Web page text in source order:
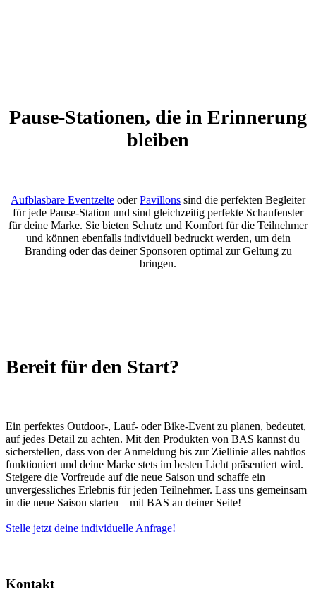
Pause-Stationen, die in Erinnerung
bleiben
Aufblasbare Eventzelte oderPavillons sind die perfekten Begleiter
für jede Pause-Station und sind gleichzeitig perfekte Schaufenster
für deine Marke. Sie bieten Schutz und Komfort für die Teilnehmer
und können ebenfalls individuell bedruckt werden, um dein
Branding oder das deiner Sponsoren optimal zur Geltung zu
bringen.
Bereit für den Start?
Ein perfektes Outdoor-, Lauf- oder Bike-Event zu planen, bedeutet,
auf jedes Detail zu achten. Mit den Produkten von BAS kannst du
sicherstellen, dass von der Anmeldung bis zur Ziellinie alles nahtlos
funktioniert und deine Marke stets im besten Licht präsentiert wird.
Steigere die Vorfreude auf die neue Saison und schaffe ein
unvergessliches Erlebnis für jeden Teilnehmer. Lass uns gemeinsam
in die neue Saison starten – mit BAS an deiner Seite!
Stelle jetzt deine individuelle Anfrage!
Kontakt